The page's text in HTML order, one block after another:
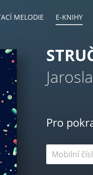
MELODIE E-KNIHY
Pro